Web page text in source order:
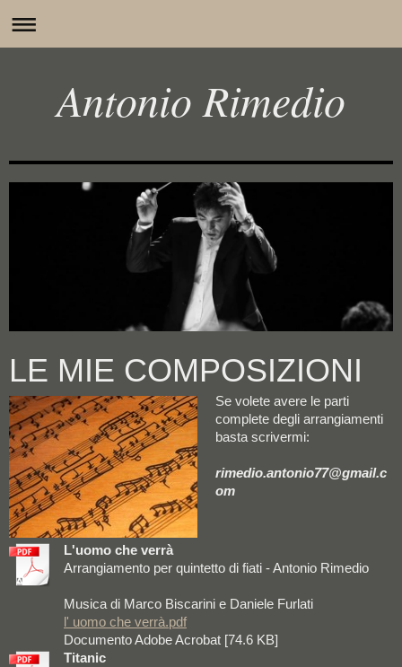
Antonio Rimedio
LE MIE COMPOSIZIONI
Se volete avere le parti
complete degli arrangiamenti
basta scrivermi:
rimedio.antonio77@gmail.c
om
L'uomo che verrà
Arrangiamento per quintetto di fiati - Antonio Rimedio
Musica di Marco Biscarini e Daniele Furlati
l' uomo che verrà.pdf
Documento Adobe Acrobat [74.6 KB]
Titanic